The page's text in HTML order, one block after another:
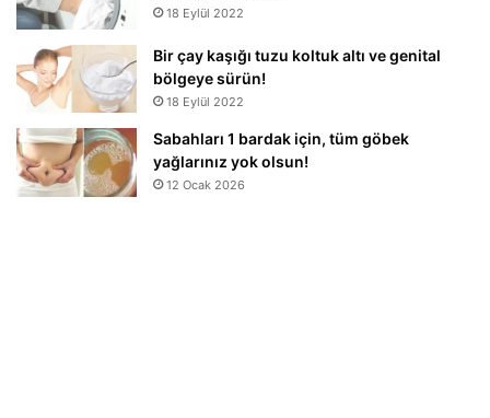
18 Eylül 2022
Bir çay kaşığı tuzu koltuk altı ve genital
bölgeye sürün!
18 Eylül 2022
Sabahları 1 bardak için, tüm göbek
yağlarınız yok olsun!
12 Ocak 2026